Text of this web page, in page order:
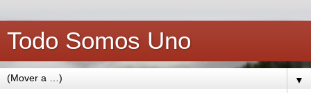
Todo Somos Uno
▼